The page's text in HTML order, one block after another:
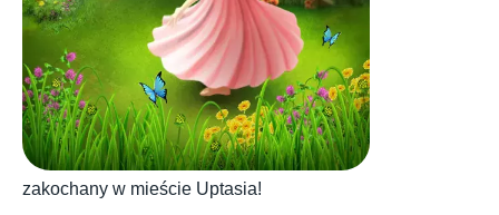
zakochany w mieście Uptasia!